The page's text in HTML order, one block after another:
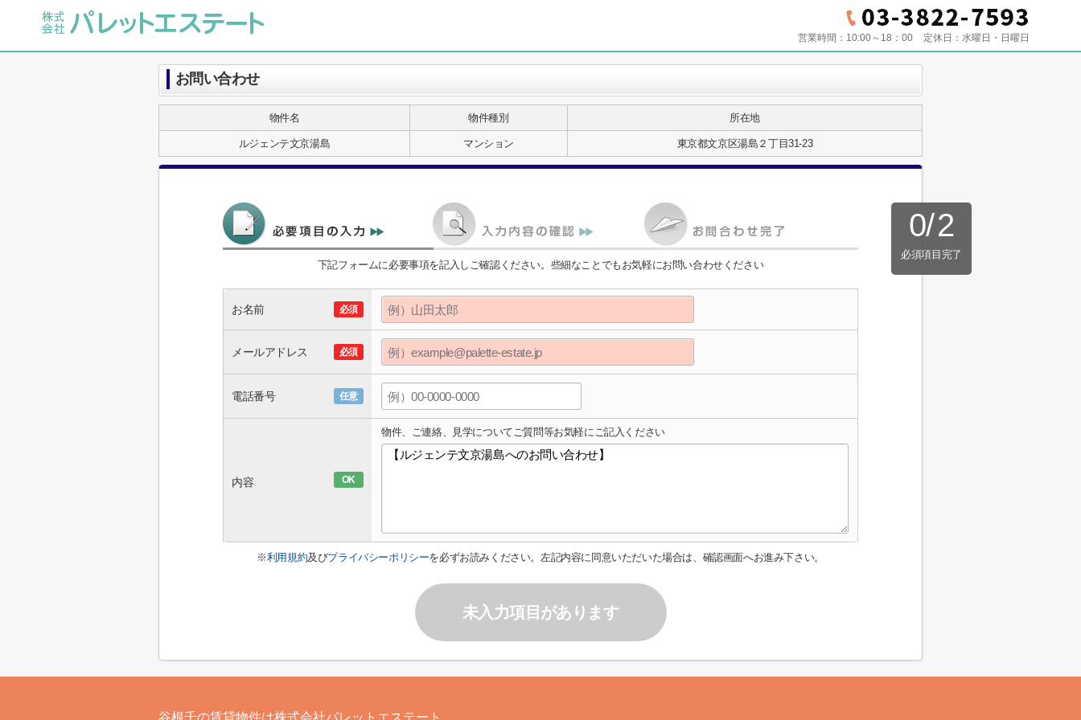
営業時間： 10:00～18：00 定休日： 水曜日・日曜日
お問い合わせ
物件名 物件種別 所在地
ルジェンテ文京湯島 マンション 東京都文京区湯島２丁目31-23
0/2
必須項目完了
下記フォームに必要事項を記入しご確認ください。些細なことでもお気軽にお問い合わせください
お名前 必須
メールアドレス 必須
電話番号 任意
内容 OK
物件、ご連絡、見学についてご質問等お気軽にご記入ください
※利用規約及びプライバシーポリシーを必ずお読みください。左記内容に同意いただいた場合は、確認画面へお進み下さい。
未入力項目があります
谷根千の賃貸物件は株式会社パレットエステート